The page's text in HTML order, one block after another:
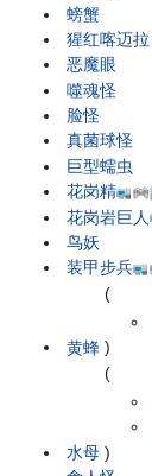
螃蟹
猩红喀迈拉
恶魔眼
噬魂怪
脸怪
真菌球怪
巨型蠕虫
花岗精
花岗岩巨人
鸟妖
装甲步兵
黄蜂
(
)
水母
(
)